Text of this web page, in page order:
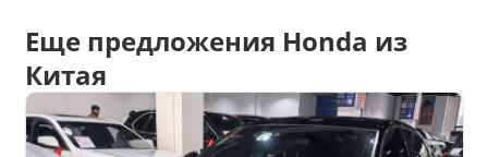
Еще предложения Honda из
Китая